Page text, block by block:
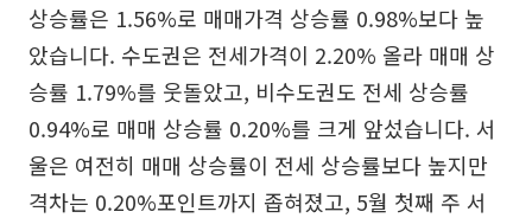
상승률은 1.56%로 매매가격 상승률 0.98%보다 높
았습니다. 수도권은 전세가격이 2.20% 올라 매매 상
승률 1.79%를 웃돌았고, 비수도권도 전세 상승률
0.94%로 매매 상승률 0.20%를 크게 앞섰습니다. 서
울은 여전히 매매 상승률이 전세 상승률보다 높지만
격차는 0.20%포인트까지 좁혀졌고, 5월 첫째 주 서